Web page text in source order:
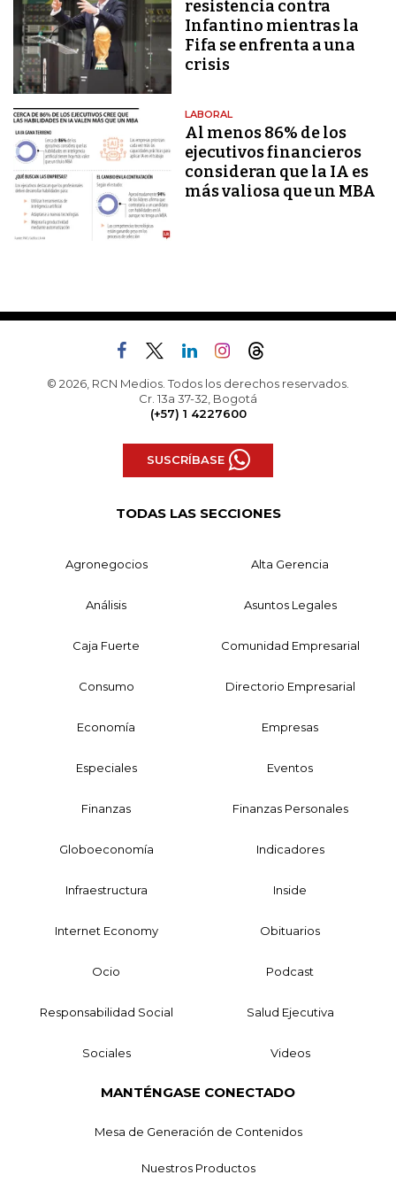
resistencia contra
Infantino mientras la
Fifa se enfrenta a una
crisis
LABORAL
Al menos 86% de los
ejecutivos financieros
consideran que la IA es
más valiosa que un MBA
© 2026, RCN Medios. Todos los derechos reservados.
Cr. 13a 37-32, Bogotá
(+57) 1 4227600
SUSCRÍBASE
TODAS LAS SECCIONES
Agronegocios Alta Gerencia
Análisis Asuntos Legales
Caja Fuerte Comunidad Empresarial
Consumo Directorio Empresarial
Economía Empresas
Especiales Eventos
Finanzas Finanzas Personales
Globoeconomía Indicadores
Infraestructura Inside
Internet Economy Obituarios
Ocio Podcast
Responsabilidad Social Salud Ejecutiva
Sociales Videos
MANTÉNGASE CONECTADO
Mesa de Generación de Contenidos
Nuestros Productos